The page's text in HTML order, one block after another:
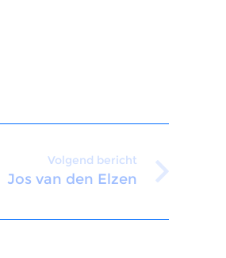
Volgend bericht
Jos van den Elzen